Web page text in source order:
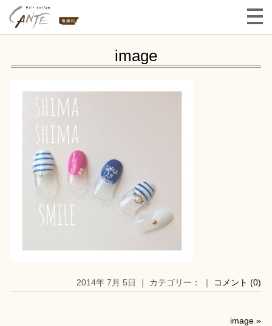
image
2014年 7月 5日 ｜ カテゴリー： ｜ コメント (0)
image »